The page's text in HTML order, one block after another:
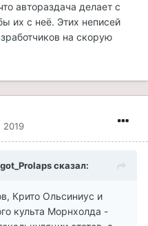
автораздача делает с
их с неё. Этих неписей
на скорую
2019
сказал:
Крито Ольсиниус и
культа Морнхолда -